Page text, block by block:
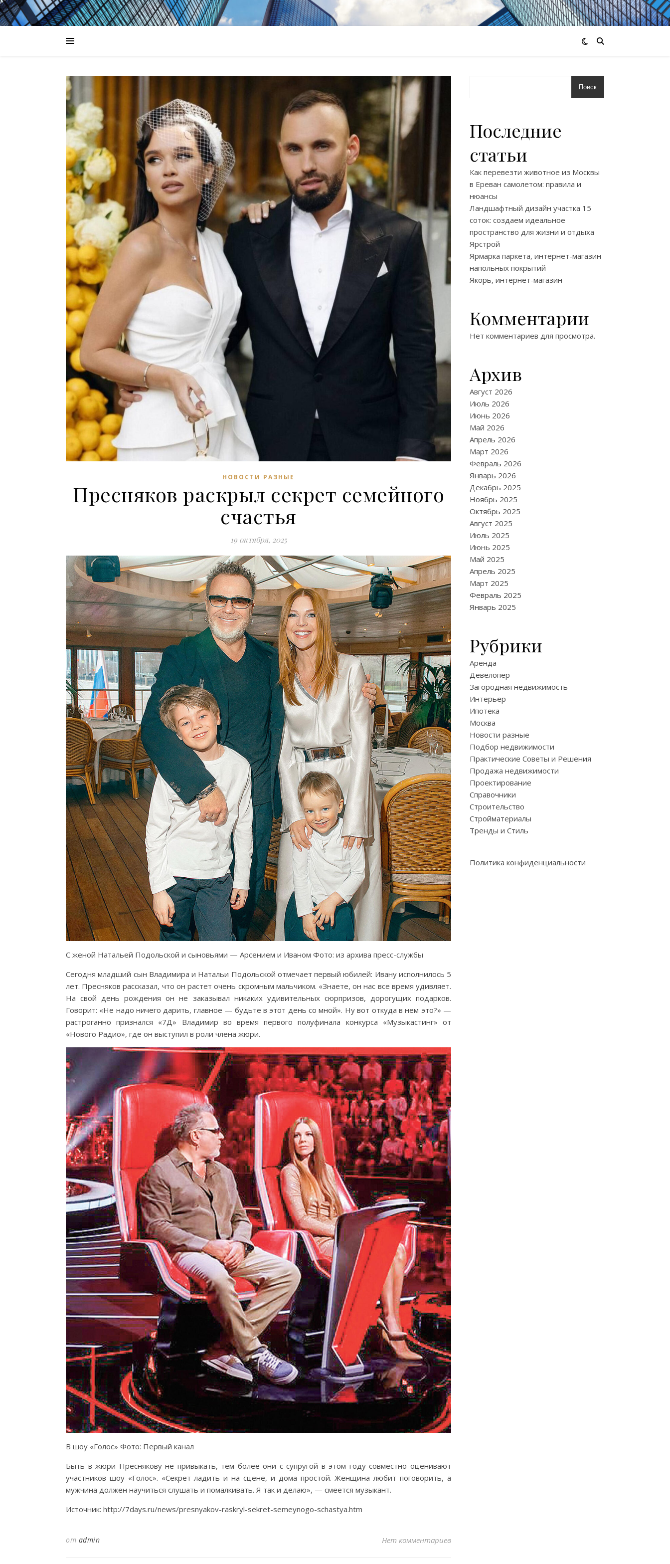
НОВОСТИ РАЗНЫЕ
Пресняков раскрыл секрет семейного
счастья
19 октября, 2025
С женой Натальей Подольской и сыновьями — Арсением и Иваном Фото: из архива пресс-службы
Сегодня младший сын Владимира и Натальи Подольской отмечает первый юбилей: Ивану исполнилось 5
лет. Пресняков рассказал, что он растет очень скромным мальчиком. «Знаете, он нас все время удивляет.
На свой день рождения он не заказывал никаких удивительных сюрпризов, дорогущих подарков.
Говорит: «Не надо ничего дарить, главное — будьте в этот день со мной». Ну вот откуда в нем это?» —
растроганно признался «7Д» Владимир во время первого полуфинала конкурса «Музыкастинг» от
«Нового Радио», где он выступил в роли члена жюри.
В шоу «Голос» Фото: Первый канал
Быть в жюри Преснякову не привыкать, тем более они с супругой в этом году совместно оценивают
участников шоу «Голос». «Секрет ладить и на сцене, и дома простой. Женщина любит поговорить, а
мужчина должен научиться слушать и помалкивать. Я так и делаю», — смеется музыкант.
Источник: http://7days.ru/news/presnyakov-raskryl-sekret-semeynogo-schastya.htm
от admin Нет комментариев
Поиск
Последние
статьи
Как перевезти животное из Москвы
в Ереван самолетом: правила и
нюансы
Ландшафтный дизайн участка 15
соток: создаем идеальное
пространство для жизни и отдыха
Ярстрой
Ярмарка паркета, интернет-магазин
напольных покрытий
Якорь, интернет-магазин
Комментарии
Нет комментариев для просмотра.
Архив
Август 2026
Июль 2026
Июнь 2026
Май 2026
Апрель 2026
Март 2026
Февраль 2026
Январь 2026
Декабрь 2025
Ноябрь 2025
Октябрь 2025
Август 2025
Июль 2025
Июнь 2025
Май 2025
Апрель 2025
Март 2025
Февраль 2025
Январь 2025
Рубрики
Аренда
Девелопер
Загородная недвижимость
Интерьер
Ипотека
Москва
Новости разные
Подбор недвижимости
Практические Советы и Решения
Продажа недвижимости
Проектирование
Справочники
Строительство
Стройматериалы
Тренды и Стиль
Политика конфиденциальности